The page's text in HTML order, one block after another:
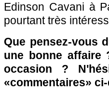
Edinson Cavani à
pourtant très
Que pensez-vous
une bonne affaire
occasion ?
«commentaires»